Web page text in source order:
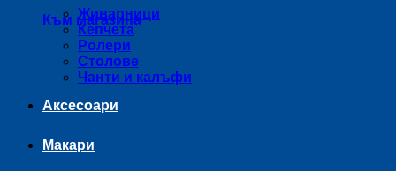
Към магазина
Живарници
Кепчета
Ролери
Столове
Чанти и калъфи
Аксесоари
Макари